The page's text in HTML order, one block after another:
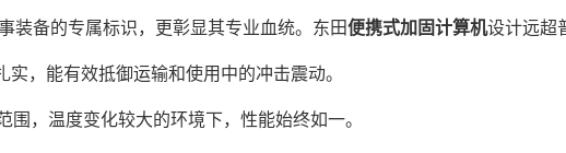
备的专属标识，更彰显其专业血统。东田便携式加固计算机设计远超
，能有效抵御运输和使用中的冲击震动。
，温度变化较大的环境下，性能始终如一。